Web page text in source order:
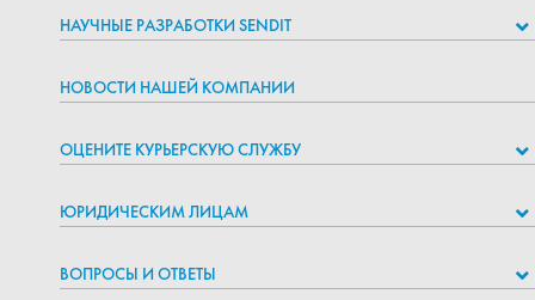
НАУЧНЫЕ РАЗРАБОТКИ SENDIT
НОВОСТИ НАШЕЙ КОМПАНИИ
ОЦЕНИТЕ КУРЬЕРСКУЮ СЛУЖБУ
ЮРИДИЧЕСКИМ ЛИЦАМ
ВОПРОСЫ И ОТВЕТЫ